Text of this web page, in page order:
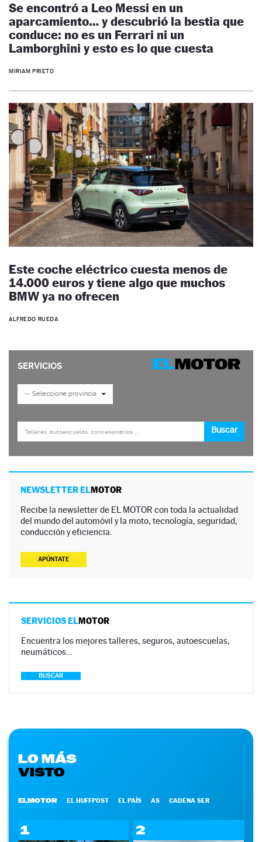
Se encontró a Leo Messi en un
aparcamiento… y descubrió la bestia que
conduce: no es un Ferrari ni un
Lamborghini y esto es lo que cuesta
MIRIAM PRIETO
Este coche eléctrico cuesta menos de
14.000 euros y tiene algo que muchos
BMW ya no ofrecen
ALFREDO RUEDA
NEWSLETTER ELMOTOR
Recibe la newsletter de EL MOTOR con toda la actualidad
del mundo del automóvil y la moto, tecnología, seguridad,
conducción y eficiencia.
APÚNTATE
SERVICIOS ELMOTOR
Encuentra los mejores talleres, seguros, autoescuelas,
neumáticos…
BUSCAR
LO MÁS
VISTO
ELMOTOR EL HUFFPOST EL PAÍS AS CADENA SER
1 2